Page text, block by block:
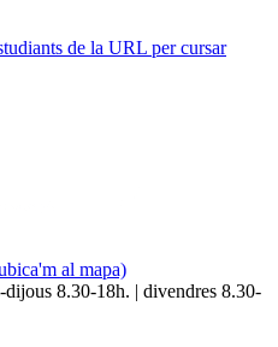
de la URL per cursar
al mapa)
8.30-18h. | divendres 8.30-